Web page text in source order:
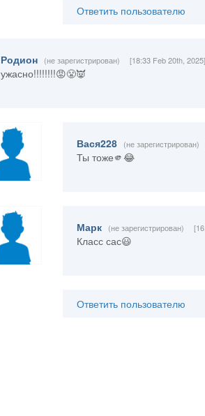
Ответить пользователю
Родион (не зарегистрирован) [18:33 Feb 20th, 2025]
ужасно!!!!!!!!😡😤👿
Вася228 (не зарегистрирован)
Ты тоже🫵😂
Марк (не зарегистрирован)
Класс сас😃
Ответить пользователю